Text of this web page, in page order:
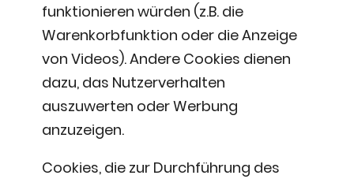
funktionieren würden (z.B. die
Warenkorbfunktion oder die Anzeige
von Videos). Andere Cookies dienen
dazu, das Nutzerverhalten
auszuwerten oder Werbung
anzuzeigen.
Cookies, die zur Durchführung des